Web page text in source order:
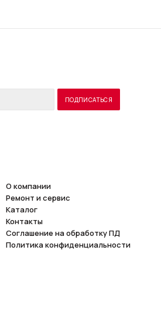
О компании
Ремонт и сервис
Каталог
Контакты
Соглашение на обработку ПД
Политика конфиденциальности